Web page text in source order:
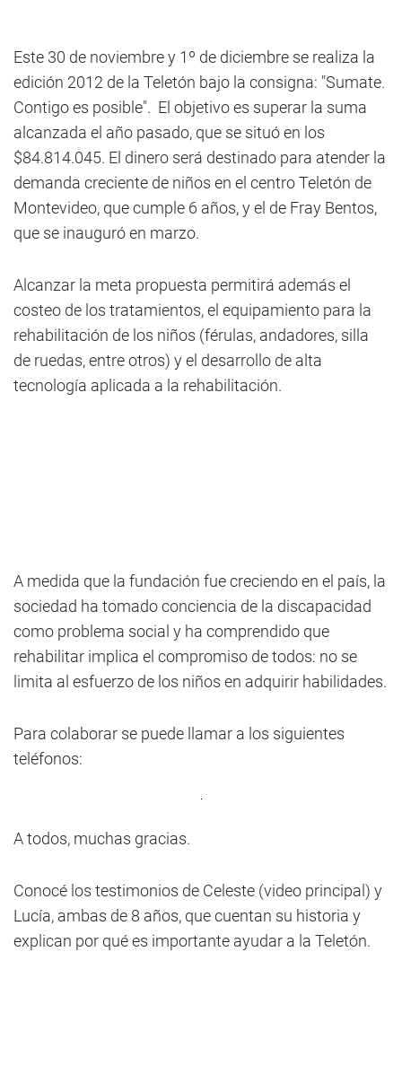
Este 30 de noviembre y 1º de diciembre se realiza la
edición 2012 de la Teletón bajo la consigna: "Sumate.
Contigo es posible". El objetivo es superar la suma
alcanzada el año pasado, que se situó en los
$84.814.045. El dinero será destinado para atender la
demanda creciente de niños en el centro Teletón de
Montevideo, que cumple 6 años, y el de Fray Bentos,
que se inauguró en marzo.
Alcanzar la meta propuesta permitirá además el
costeo de los tratamientos, el equipamiento para la
rehabilitación de los niños (férulas, andadores, silla
de ruedas, entre otros) y el desarrollo de alta
tecnología aplicada a la rehabilitación.
A medida que la fundación fue creciendo en el país, la
sociedad ha tomado conciencia de la discapacidad
como problema social y ha comprendido que
rehabilitar implica el compromiso de todos: no se
limita al esfuerzo de los niños en adquirir habilidades.
Para colaborar se puede llamar a los siguientes
teléfonos:
A todos, muchas gracias.
Conocé los testimonios de Celeste (video principal) y
Lucía, ambas de 8 años, que cuentan su historia y
explican por qué es importante ayudar a la Teletón.